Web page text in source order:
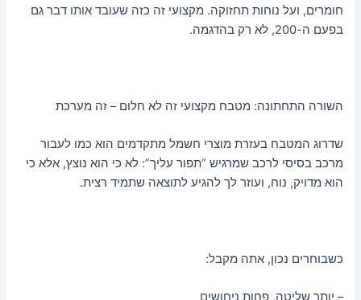
חומרים, ועל נוחות תחזוקה. מקצועי זה כזה שעובד אותו דבר גם
בפעם ה-200, לא רק בהדגמה.
השורה התחתונה: מטבח מקצועי זה לא חלום – זה מערכת
שדרוג המטבח בעזרת מוצרי חשמל מתקדמים הוא כמו לעבור
מרכב בסיסי לרכב שמרגיש “תפור עליך”: לא כי הוא נוצץ, אלא כי
הוא מדויק, נוח, ועוזר לך להגיע לתוצאה שתמיד רצית.
כשבוחרים נכון, אתה מקבל:
– יותר שליטה, פחות ניחושים